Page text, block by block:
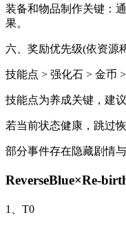
装备和物品制作关键：
果。
六、奖励优先级(依资源
技能点 > 强化石 > 金币
技能点为养成关键，建
若当前状态健康，跳过
部分事件存在隐藏剧情
ReverseBlue×Re-
1、T0